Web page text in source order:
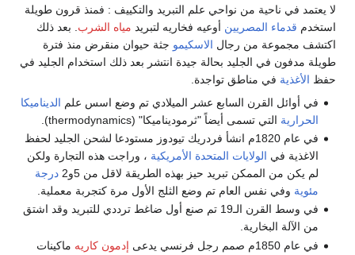
لا يعتمد في ناحية من نواحي علم التبريد والتكييف : فمنذ قرون طويلة
استخدم قدماء المصريين أوعيه فخاريه لتبريد مياه الشرب . بعد ذلك
اكتشف مجموعة من رجال الاسكيمو جثة حيوان منقرض منذ فترة
طويلة مدفون في الجليد بحالة جيدة انتشر بعد ذلك استخدام الجليد في
حفظ الأغذية في مناطق تواجدة.
في أوائل القرن السابع عشر الميلادي تم وضع اسس علم الديناميكا
الحرارية التي تسمى أيضاً "ثرموديناميكا" (thermodynamics).
في عام 1820م انشأ فردريك تيودوز مستودعا لشحن الجليد لحفظ
الاغذية في الولايات المتحدة الأمريكية ، وراجت هذه التجارة ولكن
لم يكن من الممكن تبريد حيز بهذه الطريقة لاقل من 5و2
درجة
مئوية وفي نفس العام تم وضع الثلج الأول مرة كتجربة معملية.
في وسط القرن الـ19 تم صنع أول ضاغط ترددي للتبريد وقد اشتق
من الآلة البخارية.
في عام 1850م صمم رجل فرنسي يدعى
إدمون كاريه ماكينات